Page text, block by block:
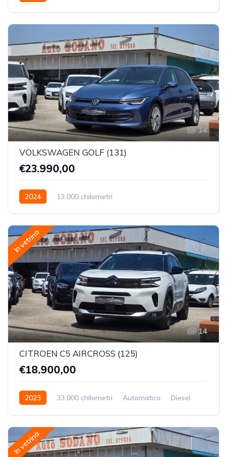
14
VOLKSWAGEN GOLF (131)
€23.990,00
2024 13.000 chilometri
In vetrina
14
CITROEN C5 AIRCROSS (125)
€18.900,00
2023 33.000 chilometri Automatico
Diesel
In vetrina